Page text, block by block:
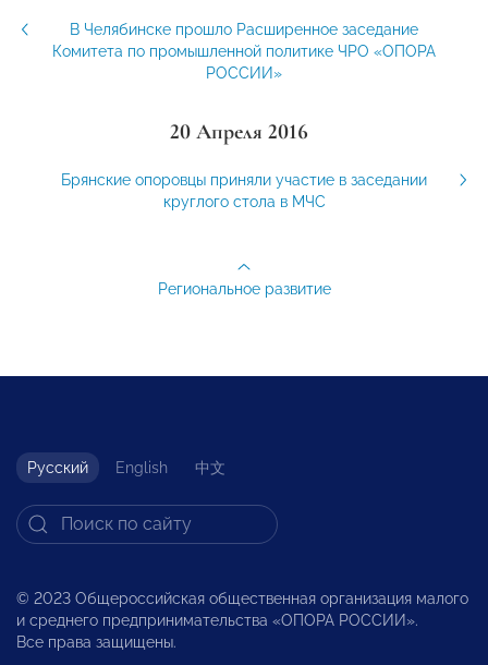
В Челябинске прошло Расширенное заседание
Комитета по промышленной политике ЧРО «ОПОРА
РОССИИ»
20 Апреля 2016
Брянские опоровцы приняли участие в заседании
круглого стола в МЧС
Региональное развитие
Русский English 中文
© 2023 Общероссийская общественная организация малого
и среднего предпринимательства «ОПОРА РОССИИ».
Все права защищены.